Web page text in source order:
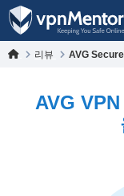
리뷰 AVG Secure
AVG